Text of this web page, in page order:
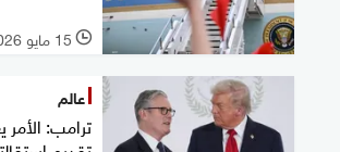
l 15 مايو 2026
عالم
ترامب: